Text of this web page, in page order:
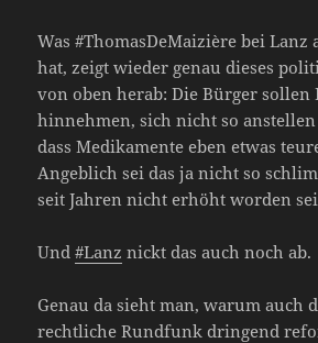
Was #ThomasDeMaizière bei Lanz
hat, zeigt wieder genau dieses
von oben herab: Die Bürger sollen
hinnehmen, sich nicht so
dass Medikamente eben etwas
Angeblich sei das ja nicht so
seit Jahren nicht erhöht worden
Und#Lanz nickt das auch noch ab.
Genau da sieht man, warum auch
rechtliche Rundfunk dringend